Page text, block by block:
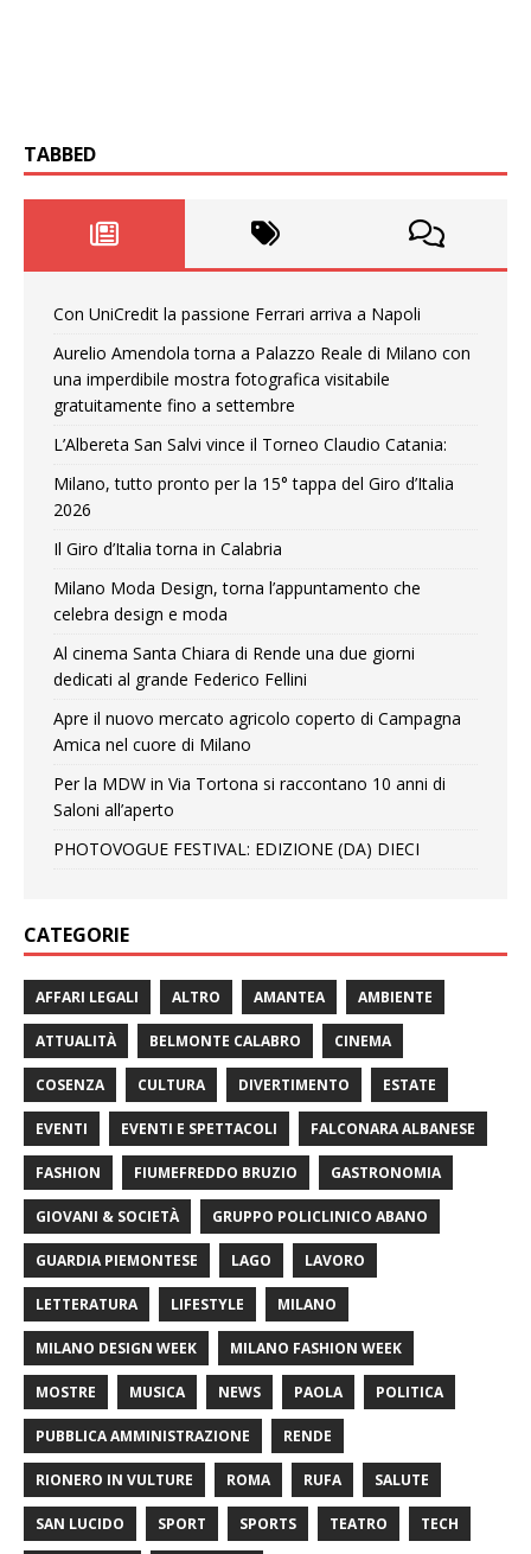
TABBED
Con UniCredit la passione Ferrari arriva a Napoli
Aurelio Amendola torna a Palazzo Reale di Milano con
una imperdibile mostra fotografica visitabile
gratuitamente fino a settembre
L’Albereta San Salvi vince il Torneo Claudio Catania:
Milano, tutto pronto per la 15° tappa del Giro d’Italia
2026
Il Giro d’Italia torna in Calabria
Milano Moda Design, torna l’appuntamento che
celebra design e moda
Al cinema Santa Chiara di Rende una due giorni
dedicati al grande Federico Fellini
Apre il nuovo mercato agricolo coperto di Campagna
Amica nel cuore di Milano
Per la MDW in Via Tortona si raccontano 10 anni di
Saloni all’aperto
PHOTOVOGUE FESTIVAL: EDIZIONE (DA) DIECI
CATEGORIE
AFFARI LEGALI ALTRO AMANTEA AMBIENTE
ATTUALITÀ BELMONTE CALABRO CINEMA
COSENZA CULTURA DIVERTIMENTO ESTATE
EVENTI EVENTI E SPETTACOLI FALCONARA ALBANESE
FASHION FIUMEFREDDO BRUZIO GASTRONOMIA
GIOVANI & SOCIETÀ GRUPPO POLICLINICO ABANO
GUARDIA PIEMONTESE LAGO LAVORO
LETTERATURA LIFESTYLE MILANO
MILANO DESIGN WEEK MILANO FASHION WEEK
MOSTRE MUSICA NEWS PAOLA POLITICA
PUBBLICA AMMINISTRAZIONE RENDE
RIONERO IN VULTURE ROMA RUFA SALUTE
SAN LUCIDO SPORT SPORTS TEATRO TECH